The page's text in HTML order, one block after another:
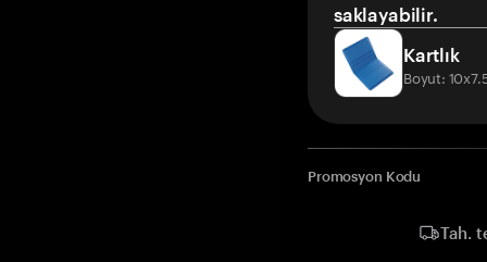
saklayabilir.
Kartlık
Boyut:
Promosyon Kodu
Tah.